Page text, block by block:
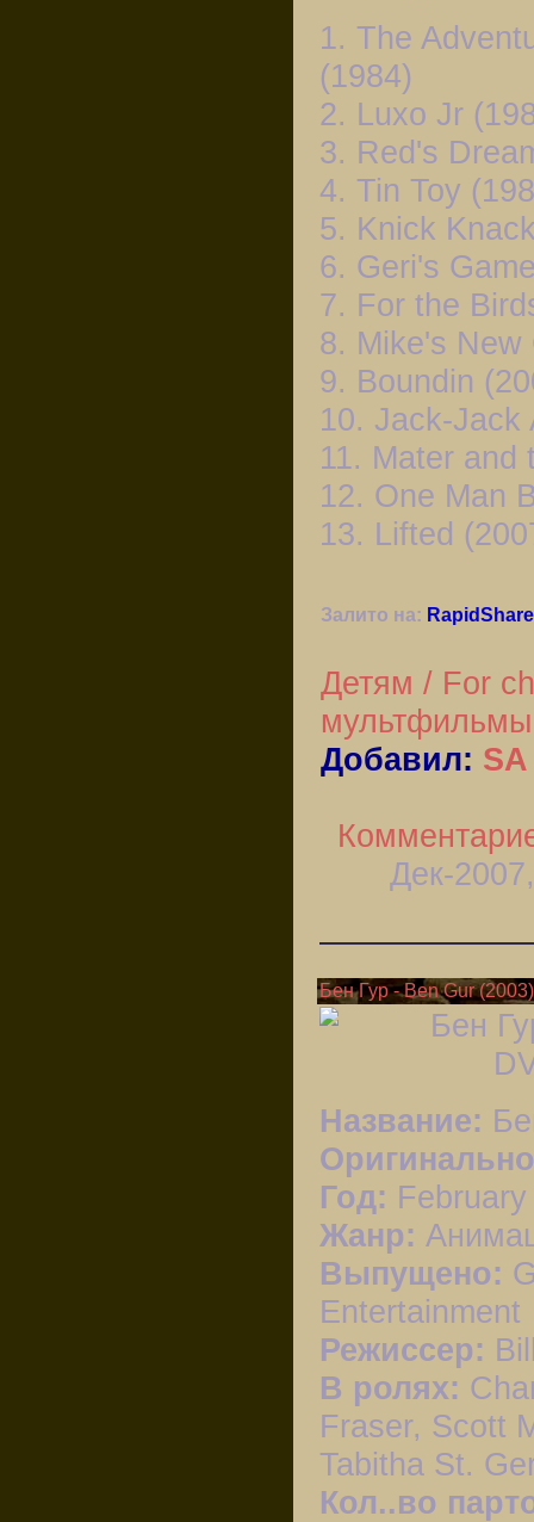
1. The
(1984)
2. Luxo Jr
3. Red's
4. Tin Toy
5. Knick
6. Geri's
7. For the
8. Mike's
9. Boundin
10. Jack-Jack
11. Mater and
12. One Man
13. Lifted
Залито на: RapidShare
Детям / For
мультфильмы
Добавил: SA
Дек-
Бен Гур - Ben Gur
Название:
Год:
Жанр:
Выпущено:
Entertainment
Режиссер:
В ролях:
Fraser, Scott
Tabitha St.
Кол..во